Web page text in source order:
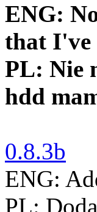
ENG:
that I've
PL: Nie
hdd
0.8.3b
ENG:
PL: